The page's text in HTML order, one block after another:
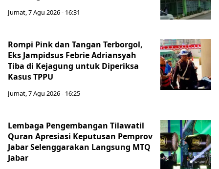
Jumat, 7 Agu 2026 - 16:31
Rompi Pink dan Tangan Terborgol,
Eks Jampidsus Febrie Adriansyah
Tiba di Kejagung untuk Diperiksa
Kasus TPPU
Jumat, 7 Agu 2026 - 16:25
Lembaga Pengembangan Tilawatil
Quran Apresiasi Keputusan Pemprov
Jabar Selenggarakan Langsung MTQ
Jabar